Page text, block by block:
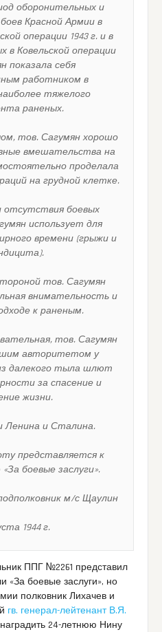
оборонительных и
Красной Армии в
операции 1943 г. и в
в Ковельской операции
показала себя
работником в
тяжелого
раненых.
тов. Сагумян хорошо
вмешательства на
проделала
на грудной клетке.
боевых
использует для
времени (грыжи и
тов. Сагумян
внимательность и
к раненым.
тов. Сагумян
авторитетом у
далекого тыла шлют
за спасение и
жизни.
Ленина и Сталина.
представляется к
боевые заслуги».
м/с Щаулин
1944 г.
ППГ №2261 представил
«За боевые заслуги», но
полковник Лихачев и
гв. генерал-лейтенант В.Я.
24-летнюю Нину